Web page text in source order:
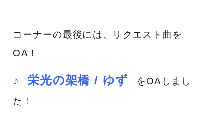
コーナーの最後には、リクエスト曲を
OA！
♪ 栄光の架橋 / ゆず
をOAしまし
た！